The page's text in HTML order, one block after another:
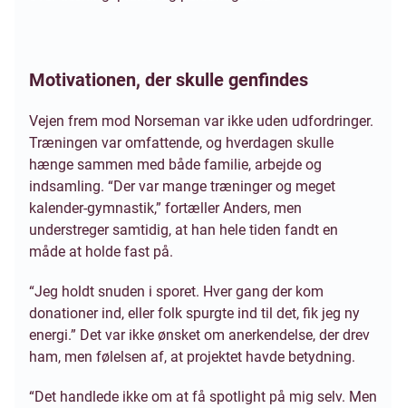
Motivationen, der skulle genfindes
Vejen frem mod Norseman var ikke uden udfordringer.
Træningen var omfattende, og hverdagen skulle
hænge sammen med både familie, arbejde og
indsamling. “Der var mange træninger og meget
kalender-gymnastik,” fortæller Anders, men
understreger samtidig, at han hele tiden fandt en
måde at holde fast på.
“Jeg holdt snuden i sporet. Hver gang der kom
donationer ind, eller folk spurgte ind til det, fik jeg ny
energi.” Det var ikke ønsket om anerkendelse, der drev
ham, men følelsen af, at projektet havde betydning.
“Det handlede ikke om at få spotlight på mig selv. Men